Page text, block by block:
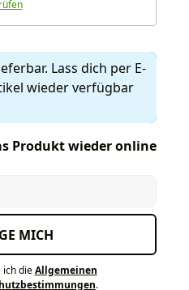
Lass dich per E-
wieder verfügbar
Produkt wieder online
MICH
ich dieAllgemeinen
.